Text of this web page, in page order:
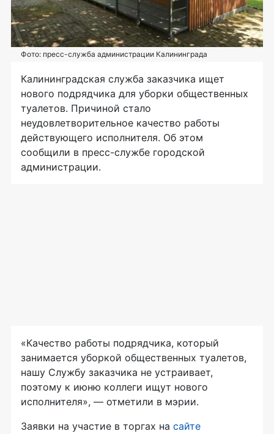
Фото: пресс-служба администрации Калининграда
Калининградская служба заказчика ищет
нового подрядчика для уборки общественных
туалетов. Причиной стало
неудовлетворительное качество работы
действующего исполнителя. Об этом
сообщили в пресс-службе городской
администрации.
«Качество работы подрядчика, который
занимается уборкой общественных туалетов,
нашу Службу заказчика не устраивает,
поэтому к июню коллеги ищут нового
исполнителя», — отметили в мэрии.
Заявки на участие в торгах на сайте